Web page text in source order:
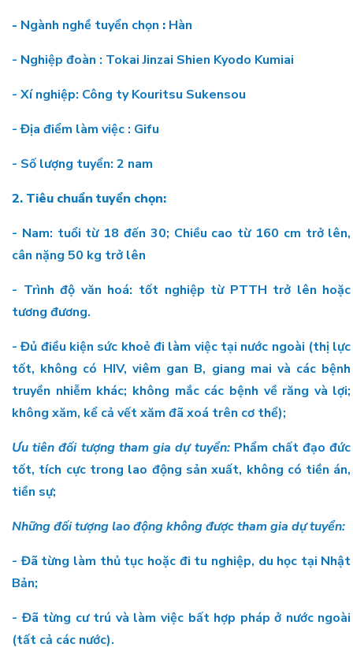
- Ngành nghề tuyển chọn : Hàn
- Nghiệp đoàn : Tokai Jinzai Shien Kyodo Kumiai
- Xí nghiệp: Công ty Kouritsu Sukensou
- Địa điểm làm việc : Gifu
- Số lượng tuyển: 2 nam
2. Tiêu chuẩn tuyển chọn:
- Nam: tuổi từ 18 đến 30; Chiều cao từ 160 cm trở lên,
cân nặng 50 kg trở lên
- Trình độ văn hoá: tốt nghiệp từ PTTH trở lên hoặc
tương đương.
- Đủ điều kiện sức khoẻ đi làm việc tại nước ngoài (thị lực
tốt, không có HIV, viêm gan B, giang mai và các bệnh
truyền nhiễm khác; không mắc các bệnh về răng và lợi;
không xăm, kể cả vết xăm đã xoá trên cơ thể);
Ưu tiên đối tượng tham gia dự tuyển: Phẩm chất đạo đức
tốt, tích cực trong lao động sản xuất, không có tiền án,
tiền sự;
Những đối tượng lao động không được tham gia dự tuyển:
- Đã từng làm thủ tục hoặc đi tu nghiệp, du học tại Nhật
Bản;
- Đã từng cư trú và làm việc bất hợp pháp ở nước ngoài
(tất cả các nước).